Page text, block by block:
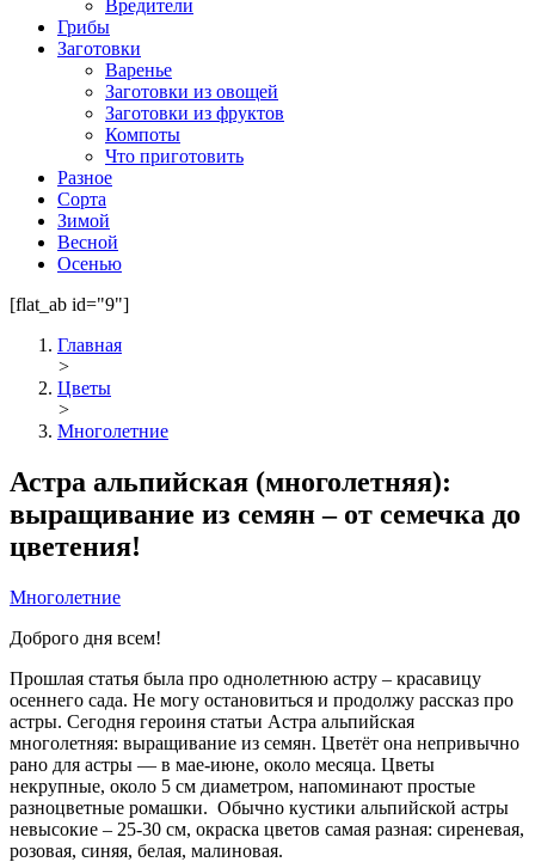
Вредители
Грибы
Заготовки
Варенье
Заготовки из овощей
Заготовки из фруктов
Компоты
Что приготовить
Разное
Сорта
Зимой
Весной
Осенью
[flat_ab id="9"]
Главная
>
Цветы
>
Многолетние
Астра альпийская (многолетняя):
выращивание из семян – от семечка до
цветения!
Многолетние
Доброго дня всем!
Прошлая статья была про однолетнюю астру – красавицу
осеннего сада. Не могу остановиться и продолжу рассказ про
астры. Сегодня героиня статьи Астра альпийская
многолетняя: выращивание из семян. Цветёт она непривычно
рано для астры — в мае-июне, около месяца. Цветы
некрупные, около 5 см диаметром, напоминают простые
разноцветные ромашки. Обычно кустики альпийской астры
невысокие – 25-30 см, окраска цветов самая разная: сиреневая,
розовая, синяя, белая, малиновая.